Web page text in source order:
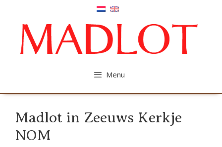
inhoud
Menu
Madlot in Zeeuws Kerkje
NOM